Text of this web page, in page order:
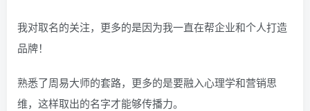
我对取名的关注，更多的是因为我一直在帮企业和个人打造
品牌！
熟悉了周易大师的套路，更多的是要融入心理学和营销思
维，这样取出的名字才能够传播力。